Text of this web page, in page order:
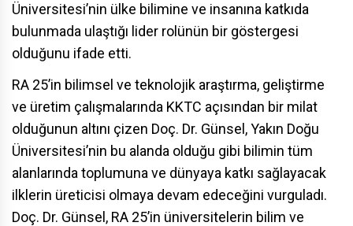
Üniversitesi’nin ülke bilimine ve insanına katkıda
bulunmada ulaştığı lider rolünün bir göstergesi
olduğunu ifade etti.
RA 25’in bilimsel ve teknolojik araştırma, geliştirme
ve üretim çalışmalarında KKTC açısından bir milat
olduğunun altını çizen Doç. Dr. Günsel, Yakın Doğu
Üniversitesi’nin bu alanda olduğu gibi bilimin tüm
alanlarında toplumuna ve dünyaya katkı sağlayacak
ilklerin üreticisi olmaya devam edeceğini vurguladı.
Doç. Dr. Günsel, RA 25’in üniversitelerin bilim ve